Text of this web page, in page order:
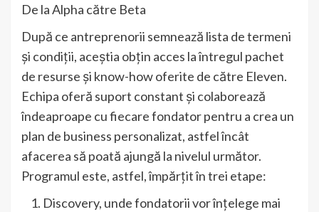
De la Alpha către Beta
După ce antreprenorii semnează lista de termeni
și condiții, aceștia obțin acces la întregul pachet
de resurse și know-how oferite de către Eleven.
Echipa oferă suport constant și colaborează
îndeaproape cu fiecare fondator pentru a crea un
plan de business personalizat, astfel încât
afacerea să poată ajungă la nivelul următor.
Programul este, astfel, împărțit în trei etape:
Discovery, unde fondatorii vor înțelege mai